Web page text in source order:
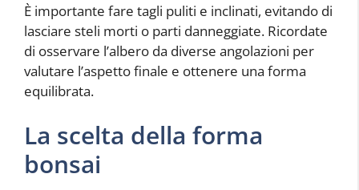
È importante fare tagli puliti e inclinati, evitando di
lasciare steli morti o parti danneggiate. Ricordate
di osservare l’albero da diverse angolazioni per
valutare l’aspetto finale e ottenere una forma
equilibrata.
La scelta della forma
bonsai